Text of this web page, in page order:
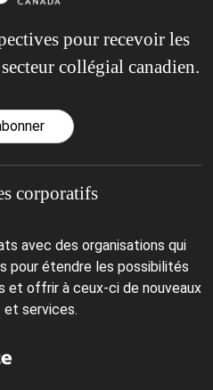
pour recevoir les
collégial canadien.
corporatifs
avec des organisations qui
pour étendre les possibilités
et offrir à ceux-ci de nouveaux
et services.